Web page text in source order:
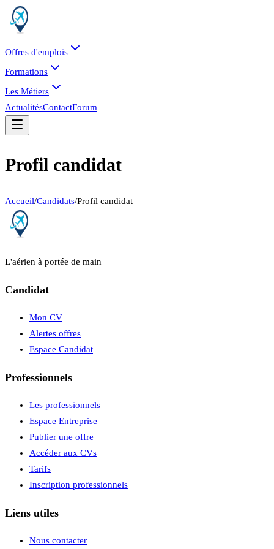
Offres d'emplois
Formations
Les Métiers
ActualitésContactForum
Profil candidat
Accueil/Candidats/Profil candidat
L'aérien à portée de main
Candidat
Mon CV
Alertes offres
Espace Candidat
Professionnels
Les professionnels
Espace Entreprise
Publier une offre
Accéder aux CVs
Tarifs
Inscription professionnels
Liens utiles
Nous contacter